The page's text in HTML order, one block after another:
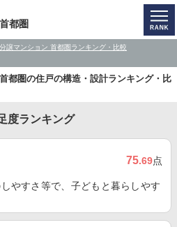
都圏
譲マンション 首都圏ランキング・比較
都圏の住戸の構造・設計ランキング・比
度ランキング
75.69点
やすさ等で、子どもと暮らしやす